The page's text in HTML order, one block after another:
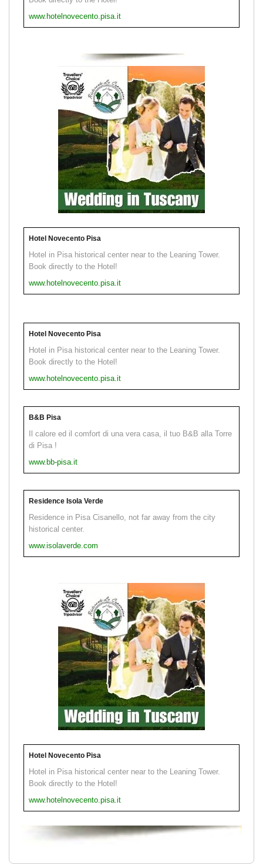
www.hotelnovecento.pisa.it
Hotel Novecento Pisa
Hotel in Pisa historical center near to the Leaning Tower.
Book directly to the Hotel!
www.hotelnovecento.pisa.it
Hotel Novecento Pisa
Hotel in Pisa historical center near to the Leaning Tower.
Book directly to the Hotel!
www.hotelnovecento.pisa.it
B&B Pisa
Il calore ed il comfort di una vera casa, il tuo B&B alla Torre
di Pisa !
www.bb-pisa.it
Residence Isola Verde
Residence in Pisa Cisanello, not far away from the city
historical center.
www.isolaverde.com
Hotel Novecento Pisa
Hotel in Pisa historical center near to the Leaning Tower.
Book directly to the Hotel!
www.hotelnovecento.pisa.it